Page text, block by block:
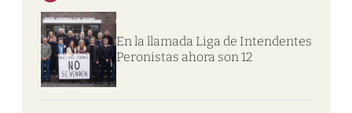
En la llamada Liga de Intendentes
Peronistas ahora son 12